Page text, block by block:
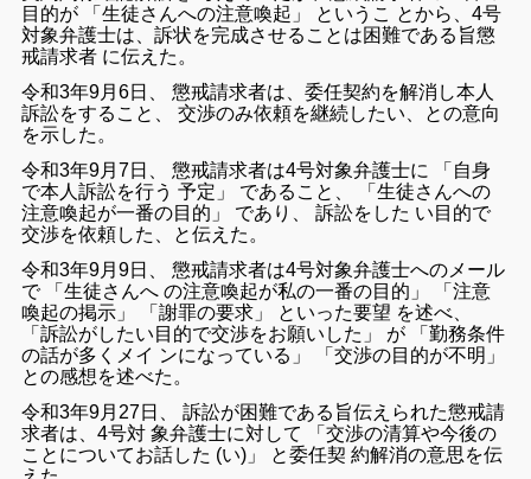
目的が 「生徒さんへの注意喚起 」 という こ とから 、4号
対象弁護士は 、訴状を完成させる こと は困難である 旨懲
戒請求者 に伝え た 。
令和3年9月6日 、懲戒請求者は 、委任契約を解消 し本人
訴訟をする こと 、交渉のみ依頼を継続したい との意向
を示した 。
令和3年9月7日 、懲戒請求者は4号対象弁護士に 「 自身
で本人訴訟を行う予定 」 である こと 「生徒さんへの
注意喚起が一番の目的 」 であり 、訴訟を した い 目的で
交渉を依頼した と伝え た 。
令和3年9月9日 、懲戒請求者は4号対象弁護士への メール
で
「生徒さんへの注意喚起が私の一番の目的 」 「注意
喚起の掲示 」 「謝罪の要求 」 といった要望 を述べ
「訴訟がしたい 目的で交渉をお願い した 」 が 「勤務条件
の話が多く メイ ンになっている 」 「交渉の目的が不明 」
との感想を述べた 。
令和3年9月 27日 、訴訟が困難である 旨伝え られた懲戒請
求者は 、4号対象弁護士に対して 「交渉の清算や今後の
こと についてお話した (い) 」 と委任契約解消の意思を伝